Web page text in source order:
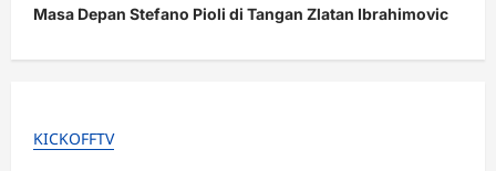
n
a
g
Masa Depan Stefano Pioli di Tangan Zlatan Ibrahimovic
KICKOFFTV